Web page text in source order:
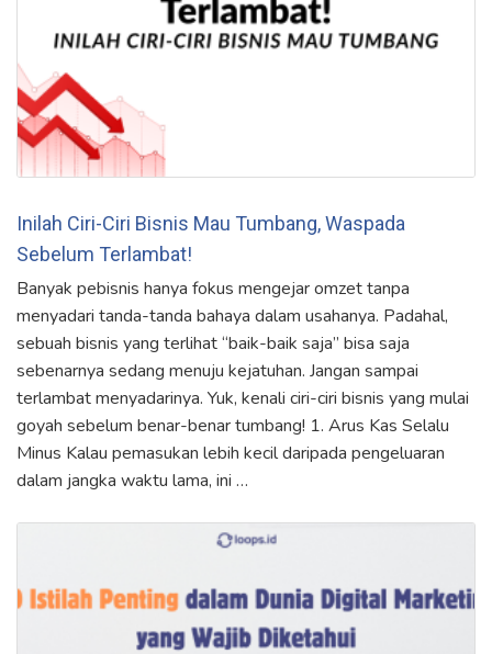
Inilah Ciri-Ciri Bisnis Mau Tumbang, Waspada
Sebelum Terlambat!
Banyak pebisnis hanya fokus mengejar omzet tanpa
menyadari tanda-tanda bahaya dalam usahanya. Padahal,
sebuah bisnis yang terlihat “baik-baik saja” bisa saja
sebenarnya sedang menuju kejatuhan. Jangan sampai
terlambat menyadarinya. Yuk, kenali ciri-ciri bisnis yang mulai
goyah sebelum benar-benar tumbang! 1. Arus Kas Selalu
Minus Kalau pemasukan lebih kecil daripada pengeluaran
dalam jangka waktu lama, ini …